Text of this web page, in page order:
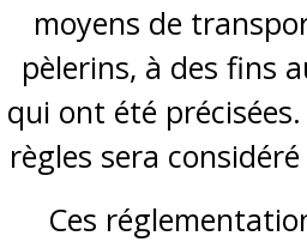
moyens de
pèlerins, à des fins
qui ont été
règles sera
Ces